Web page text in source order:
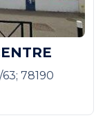
63; 78190